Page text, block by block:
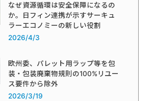
なぜ資源循環は安全保障になるの
か。日フィン連携が示すサーキュ
ラーエコノミーの新しい役割
2026/4/3
欧州委、パレット用ラップ等を包
装・包装廃棄物規則の100%リユー
ス要件から除外
2026/3/19